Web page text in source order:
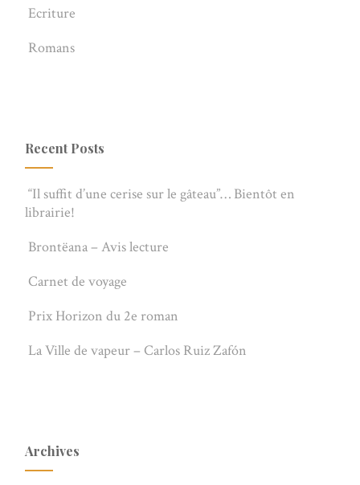
Ecriture
Romans
Recent Posts
“Il suffit d’une cerise sur le gâteau”… Bientôt en
librairie!
Brontëana – Avis lecture
Carnet de voyage
Prix Horizon du 2e roman
La Ville de vapeur – Carlos Ruiz Zafón
Archives